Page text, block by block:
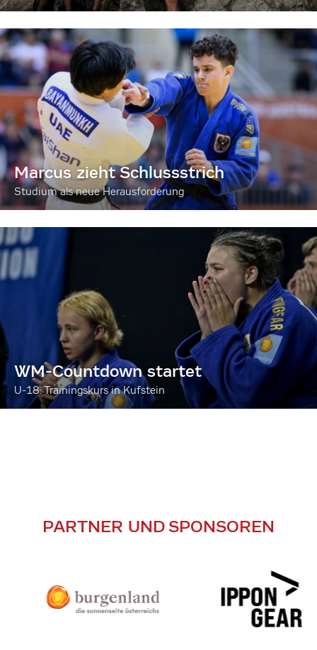
Marcus zieht Schlussstrich
Studium als neue Herausforderung
WM-Countdown startet
U-18: Trainingskurs in Kufstein
PARTNER UND SPONSOREN